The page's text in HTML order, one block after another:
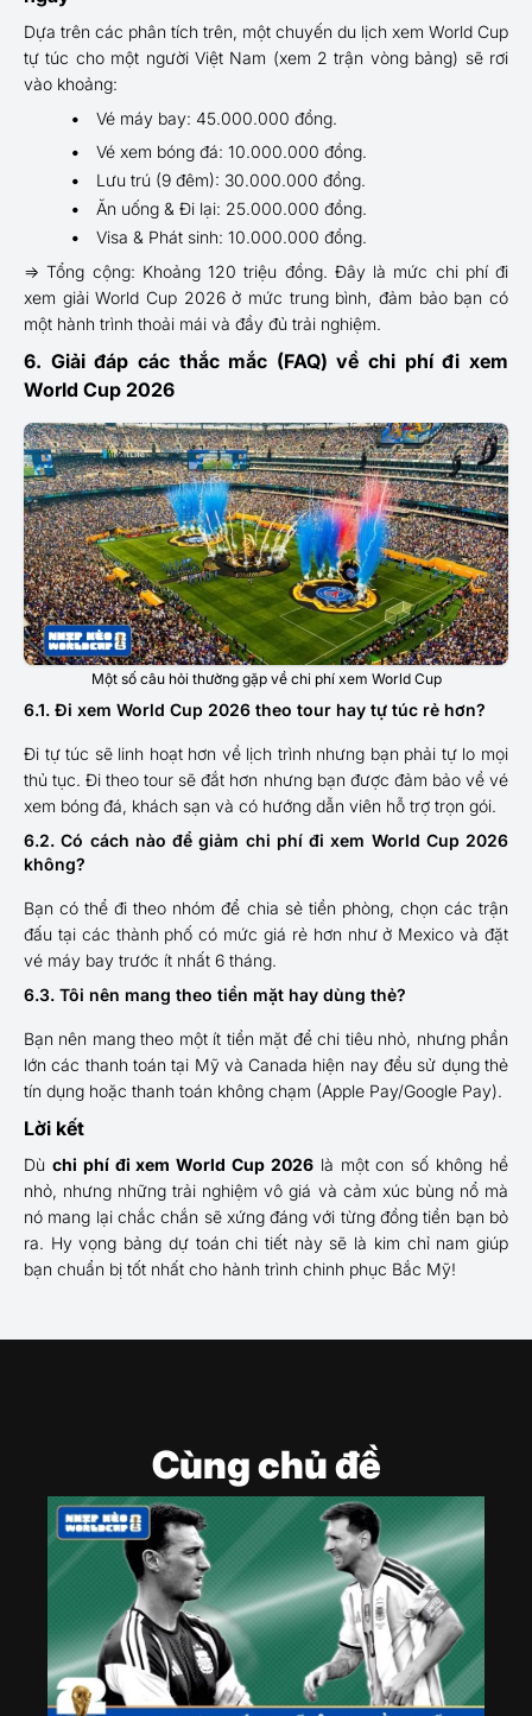
Dựa trên các phân tích trên, một chuyến du lịch xem World Cup
tự túc cho một người Việt Nam (xem 2 trận vòng bảng) sẽ rơi
vào khoảng:
Vé máy bay: 45.000.000 đồng.
Vé xem bóng đá: 10.000.000 đồng.
Lưu trú (9 đêm): 30.000.000 đồng.
Ăn uống & Đi lại: 25.000.000 đồng.
Visa & Phát sinh: 10.000.000 đồng.
=> Tổng cộng: Khoảng 120 triệu đồng. Đây là mức chi phí đi
xem giải World Cup 2026 ở mức trung bình, đảm bảo bạn có
một hành trình thoải mái và đầy đủ trải nghiệm.
6. Giải đáp các thắc mắc (FAQ) về chi phí đi xem
World Cup 2026
Một số câu hỏi thường gặp về chi phí xem World Cup
6.1. Đi xem World Cup 2026 theo tour hay tự túc rẻ hơn?
Đi tự túc sẽ linh hoạt hơn về lịch trình nhưng bạn phải tự lo mọi
thủ tục. Đi theo tour sẽ đắt hơn nhưng bạn được đảm bảo về vé
xem bóng đá, khách sạn và có hướng dẫn viên hỗ trợ trọn gói.
6.2. Có cách nào để giảm chi phí đi xem World Cup 2026
không?
Bạn có thể đi theo nhóm để chia sẻ tiền phòng, chọn các trận
đấu tại các thành phố có mức giá rẻ hơn như ở Mexico và đặt
vé máy bay trước ít nhất 6 tháng.
6.3. Tôi nên mang theo tiền mặt hay dùng thẻ?
Bạn nên mang theo một ít tiền mặt để chi tiêu nhỏ, nhưng phần
lớn các thanh toán tại Mỹ và Canada hiện nay đều sử dụng thẻ
tín dụng hoặc thanh toán không chạm (Apple Pay/Google Pay).
Lời kết
Dù chi phí đi xem World Cup 2026là một con số không hề
nhỏ, nhưng những trải nghiệm vô giá và cảm xúc bùng nổ mà
nó mang lại chắc chắn sẽ xứng đáng với từng đồng tiền bạn bỏ
ra. Hy vọng bảng dự toán chi tiết này sẽ là kim chỉ nam giúp
bạn chuẩn bị tốt nhất cho hành trình chinh phục Bắc Mỹ!
Cùng chủ đề